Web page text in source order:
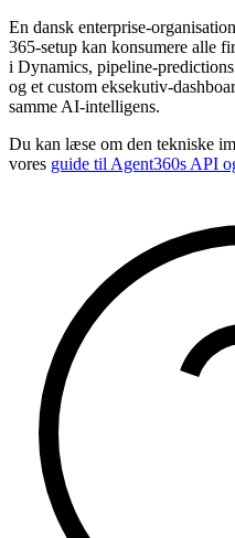
En dansk enterprise-
365-setup kan konsumere alle
i Dynamics, pipeline-
og et custom eksekutiv-
samme AI-intelligens.
Du kan læse om den tekniske
vores guide til Agent360s API